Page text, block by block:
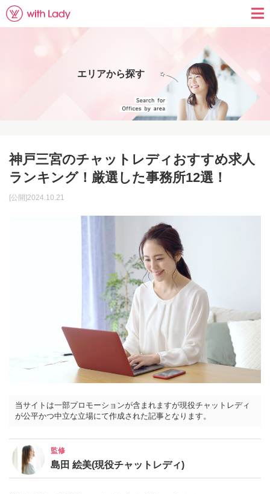
エリアから探す
神戸三宮のチャットレディおすすめ求人
ランキング！厳選した事務所12選！
[公開]2024.10.21
当サイトは一部プロモーションが含まれますが現役チャットレディ
が公平かつ中立な立場にて作成された記事となります。
監修
島田 絵美(現役チャットレディ)